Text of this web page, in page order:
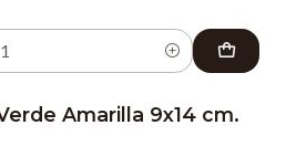
Amarilla 9x14 cm.